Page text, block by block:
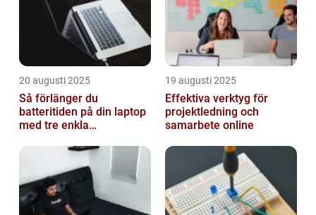
20 augusti 2025
Så förlänger du
batteritiden på din laptop
med tre enkla
19 augusti 2025
Effektiva verktyg för
projektledning och
samarbete online